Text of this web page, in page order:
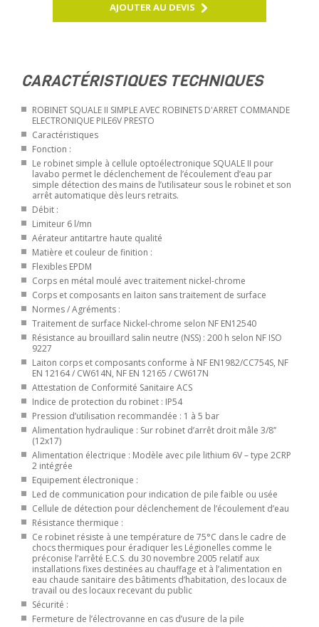
AJOUTER AU DEVIS
CARACTÉRISTIQUES TECHNIQUES
ROBINET SQUALE II SIMPLE AVEC ROBINETS D'ARRET COMMANDE
ELECTRONIQUE PILE6V PRESTO
Caractéristiques
Fonction :
Le robinet simple à cellule optoélectronique SQUALE II pour
lavabo permet le déclenchement de l’écoulement d’eau par
simple détection des mains de l’utilisateur sous le robinet et son
arrêt automatique dès leurs retraits.
Débit :
Limiteur 6 l/mn
Aérateur antitartre haute qualité
Matière et couleur de finition :
Flexibles EPDM
Corps en métal moulé avec traitement nickel-chrome
Corps et composants en laiton sans traitement de surface
Normes / Agréments :
Traitement de surface Nickel-chrome selon NF EN12540
Résistance au brouillard salin neutre (NSS) : 200 h selon NF ISO
9227
Laiton corps et composants conforme à NF EN1982/CC754S, NF
EN 12164 / CW614N, NF EN 12165 / CW617N
Attestation de Conformité Sanitaire ACS
Indice de protection du robinet : IP54
Pression d’utilisation recommandée : 1 à 5 bar
Alimentation hydraulique : Sur robinet d’arrêt droit mâle 3/8’’
(12x17)
Alimentation électrique : Modèle avec pile lithium 6V – type 2CRP
2 intégrée
Equipement électronique :
Led de communication pour indication de pile faible ou usée
Cellule de détection pour déclenchement de l’écoulement d’eau
Résistance thermique :
Ce robinet résiste à une température de 75°C dans le cadre de
chocs thermiques pour éradiquer les Légionelles comme le
préconise l’arrêté E.C.S. du 30 novembre 2005 relatif aux
installations fixes destinées au chauffage et à l’alimentation en
eau chaude sanitaire des bâtiments d’habitation, des locaux de
travail ou des locaux recevant du public
Sécurité :
Fermeture de l’électrovanne en cas d’usure de la pile